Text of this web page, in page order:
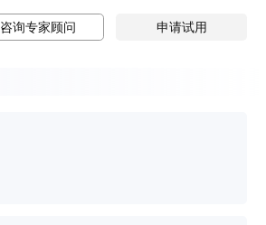
咨询专家顾问 申请试用